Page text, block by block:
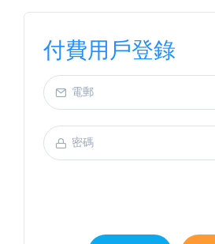
付費用戶登錄